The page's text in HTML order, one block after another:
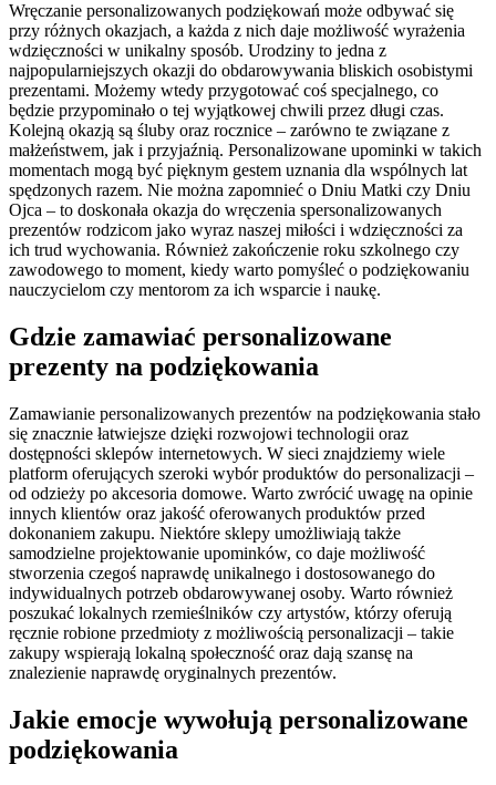
Wręczanie personalizowanych podziękowań może odbywać się
przy różnych okazjach, a każda z nich daje możliwość wyrażenia
wdzięczności w unikalny sposób. Urodziny to jedna z
najpopularniejszych okazji do obdarowywania bliskich osobistymi
prezentami. Możemy wtedy przygotować coś specjalnego, co
będzie przypominało o tej wyjątkowej chwili przez długi czas.
Kolejną okazją są śluby oraz rocznice – zarówno te związane z
małżeństwem, jak i przyjaźnią. Personalizowane upominki w takich
momentach mogą być pięknym gestem uznania dla wspólnych lat
spędzonych razem. Nie można zapomnieć o Dniu Matki czy Dniu
Ojca – to doskonała okazja do wręczenia spersonalizowanych
prezentów rodzicom jako wyraz naszej miłości i wdzięczności za
ich trud wychowania. Również zakończenie roku szkolnego czy
zawodowego to moment, kiedy warto pomyśleć o podziękowaniu
nauczycielom czy mentorom za ich wsparcie i naukę.
Gdzie zamawiać personalizowane
prezenty na podziękowania
Zamawianie personalizowanych prezentów na podziękowania stało
się znacznie łatwiejsze dzięki rozwojowi technologii oraz
dostępności sklepów internetowych. W sieci znajdziemy wiele
platform oferujących szeroki wybór produktów do personalizacji –
od odzieży po akcesoria domowe. Warto zwrócić uwagę na opinie
innych klientów oraz jakość oferowanych produktów przed
dokonaniem zakupu. Niektóre sklepy umożliwiają także
samodzielne projektowanie upominków, co daje możliwość
stworzenia czegoś naprawdę unikalnego i dostosowanego do
indywidualnych potrzeb obdarowywanej osoby. Warto również
poszukać lokalnych rzemieślników czy artystów, którzy oferują
ręcznie robione przedmioty z możliwością personalizacji – takie
zakupy wspierają lokalną społeczność oraz dają szansę na
znalezienie naprawdę oryginalnych prezentów.
Jakie emocje wywołują personalizowane
podziękowania